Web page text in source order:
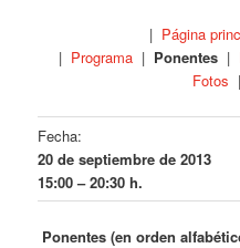
| Página
| Programa| Ponentes|
Fotos |
Fecha:
20 de septiembre de 2013
15:00 – 20:30 h.
Ponentes (en orden